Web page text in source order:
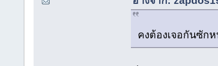
คงต้องเจอกันซัก